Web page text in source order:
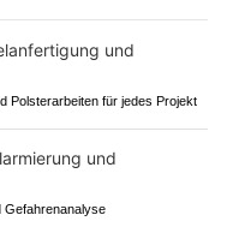
Polsterarbeiten für jedes Projekt
Gefahrenanalyse